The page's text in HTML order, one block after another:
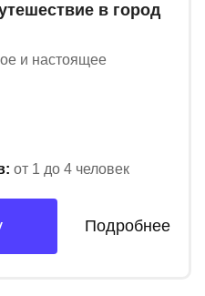
в город
и настоящее
от 1 до 4 человек
Подробнее